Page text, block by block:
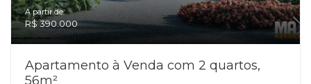
A partir de:
R$ 390.000
Apartamento à Venda com 2 quartos,
56m²